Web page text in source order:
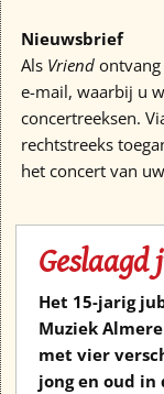
Nieuwsbrief
Als Vriend
e-mail, waarbij u
concertreeksen.
rechtstreeks
het concert van
Het 15-jarig
Muziek
met vier
jong en oud in